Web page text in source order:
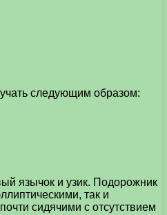
следующим образом:
язычок и узик. Подорожник
так и
сидячими с отсутствием